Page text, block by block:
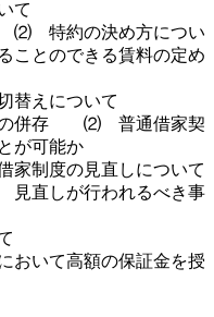
て
特約の決め方につい
とのできる賃料の定め
替えについて
の併存 ⑵ 普通借家契
が可能か
家制度の見直しについて
しが行われるべき事
て高額の保証金を授